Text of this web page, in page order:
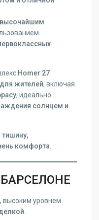
высочайшим
Homer 27
жителей, включая
, идеально
солнцем и
тишину,
комфорта
, высоким уровнем